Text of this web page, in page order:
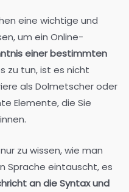
eine wichtige und
um ein Online-
einer bestimmten
zu tun, ist es nicht
als Dolmetscher oder
Elemente, die Sie
zu wissen, wie man
Sprache eintauscht, es
an die Syntax und